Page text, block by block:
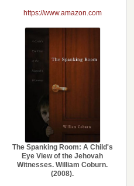
https://www.amazon.com
The Spanking Room: A Child's
Eye View of the Jehovah
Witnesses. William Coburn.
(2008).